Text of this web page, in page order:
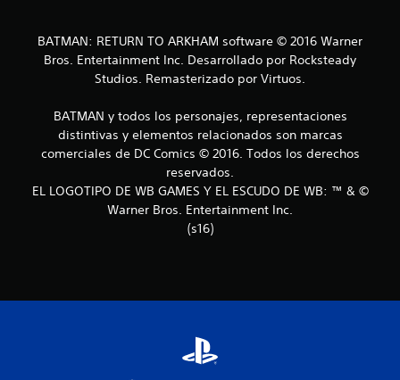
s
t
e
l
l
e
BATMAN: RETURN TO ARKHAM software © 2016 Warner
Bros. Entertainment Inc. Desarrollado por Rocksteady
Studios. Remasterizado por Virtuos.
BATMAN y todos los personajes, representaciones
distintivas y elementos relacionados son marcas
comerciales de DC Comics © 2016. Todos los derechos
reservados.
EL LOGOTIPO DE WB GAMES Y EL ESCUDO DE WB: ™ & ©
Warner Bros. Entertainment Inc.
(s16)